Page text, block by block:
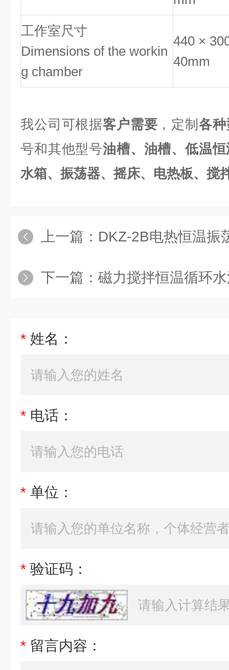
工作室尺寸
Dimensions of the workin
g chamber
440 ×
40mm
我公司可根据客户需要 ，定制 各
号和其他型号油槽、油槽、低温
水箱、振荡器、摇床、电热板、搅
上一篇： DKZ-2B电热恒温振
下一篇： 磁力搅拌恒温循环
* 姓名：
* 电话：
* 单位：
* 验证码：
* 留言内容：